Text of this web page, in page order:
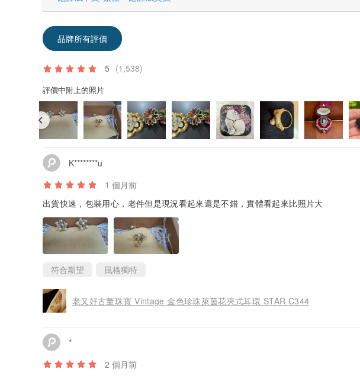
品牌所有評價
5 (1,538)
評價中附上的照片
K********u
1 個月前
出貨快速，包裝用心，老件但是現況看起來還是不錯，實體看起來比照片大
符合期望 風格獨特
老又好古董珠寶 Vintage 金色珍珠萊茵花夾式耳環 STAR C344
*
2 個月前